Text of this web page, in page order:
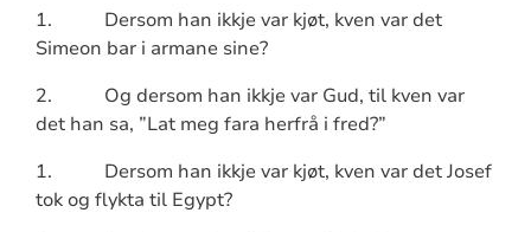
1.
Dersom han ikkje var kjøt, kven var det
Simeon bar i armane sine?
2.
Og dersom han ikkje var Gud, til kven var
det han sa, ”Lat meg fara herfrå i fred?”
1.
Dersom han ikkje var kjøt, kven var det Josef
tok og flykta til Egypt?